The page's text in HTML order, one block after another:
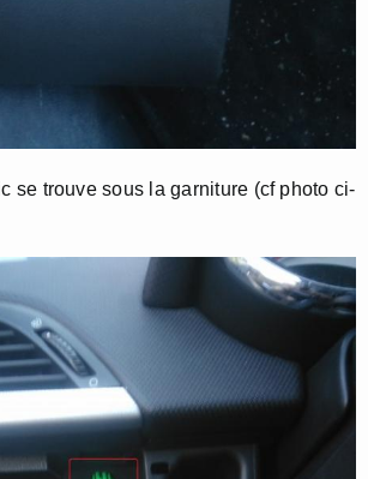
se trouve sous la garniture (cf photo ci-